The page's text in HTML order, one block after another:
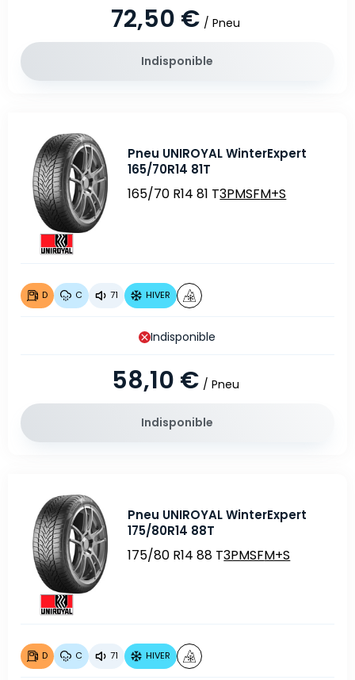
72,50 € / Pneu
Indisponible
Pneu UNIROYAL WinterExpert
165/70R14 81T
165/70 R14 81 T3PMSFM+S
D C 71 HIVER
58,10 € / Pneu
Indisponible
Indisponible
Pneu UNIROYAL WinterExpert
175/80R14 88T
175/80 R14 88 T3PMSFM+S
D C 71 HIVER